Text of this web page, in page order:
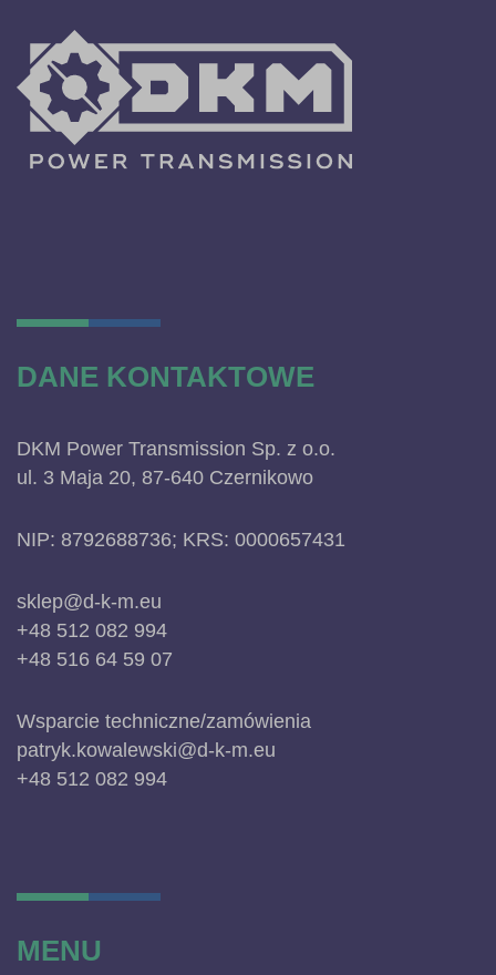
DANE KONTAKTOWE
DKM Power Transmission Sp. z o.o.
ul. 3 Maja 20, 87-640 Czernikowo
NIP: 8792688736; KRS: 0000657431
sklep@d-k-m.eu
+48 512 082 994
+48 516 64 59 07
Wsparcie techniczne/zamówienia
patryk.kowalewski@d-k-m.eu
+48 512 082 994
MENU